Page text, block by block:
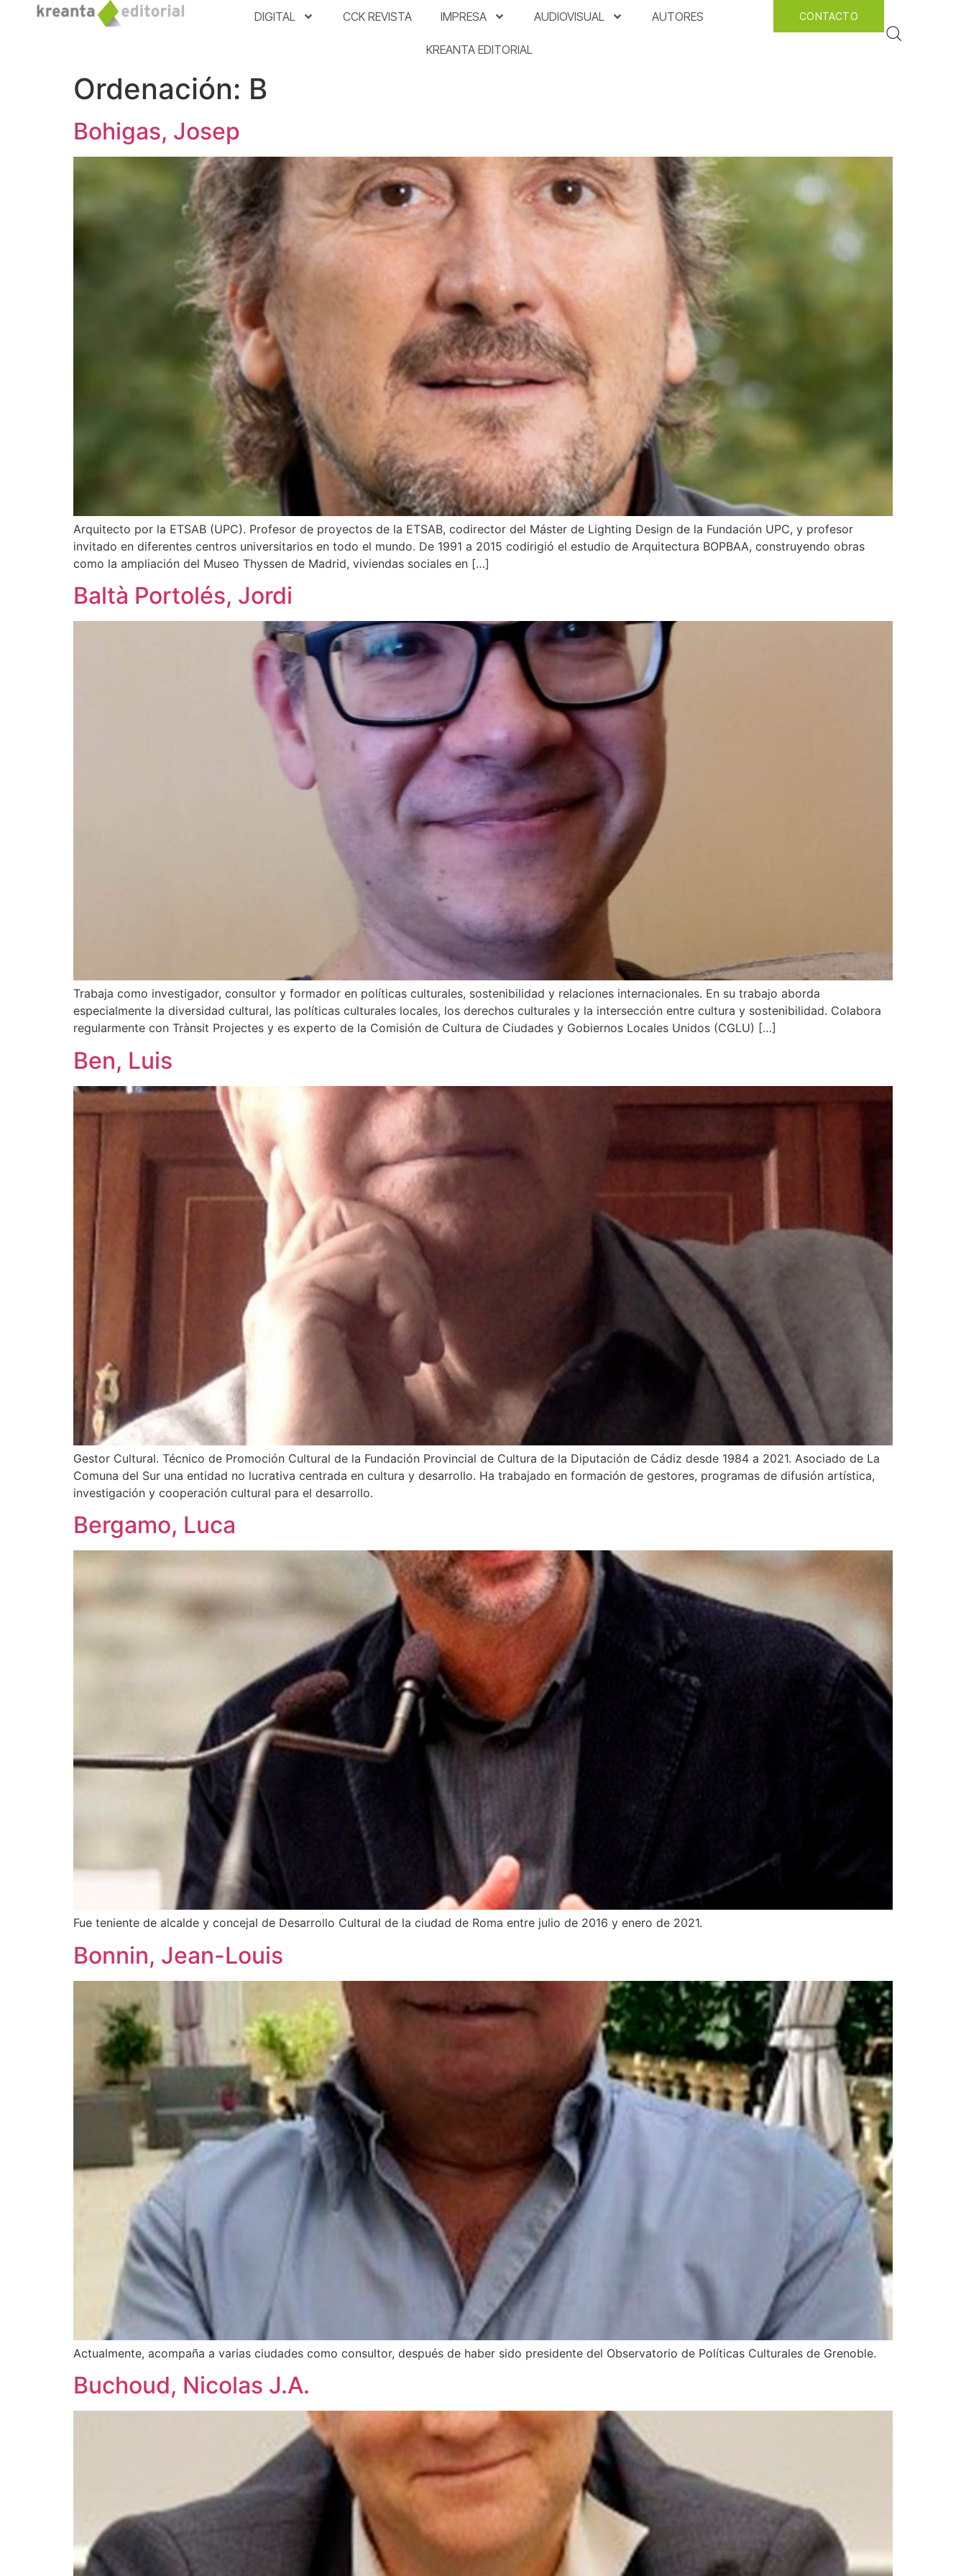
DIGITAL CCK REVISTA IMPRESA AUDIOVISUAL AUTORES
KREANTA EDITORIAL
CONTACTO
Ordenación: B
Bohigas, Josep
Arquitecto por la ETSAB (UPC). Profesor de proyectos de la ETSAB, codirector del Máster de Lighting Design de la Fundación UPC, y profesor
invitado en diferentes centros universitarios en todo el mundo. De 1991 a 2015 codirigió el estudio de Arquitectura BOPBAA, construyendo obras
como la ampliación del Museo Thyssen de Madrid, viviendas sociales en […]
Baltà Portolés, Jordi
Trabaja como investigador, consultor y formador en políticas culturales, sostenibilidad y relaciones internacionales. En su trabajo aborda
especialmente la diversidad cultural, las políticas culturales locales, los derechos culturales y la intersección entre cultura y sostenibilidad. Colabora
regularmente con Trànsit Projectes y es experto de la Comisión de Cultura de Ciudades y Gobiernos Locales Unidos (CGLU) […]
Ben, Luis
Gestor Cultural. Técnico de Promoción Cultural de la Fundación Provincial de Cultura de la Diputación de Cádiz desde 1984 a 2021. Asociado de La
Comuna del Sur una entidad no lucrativa centrada en cultura y desarrollo. Ha trabajado en formación de gestores, programas de difusión artística,
investigación y cooperación cultural para el desarrollo.
Bergamo, Luca
Fue teniente de alcalde y concejal de Desarrollo Cultural de la ciudad de Roma entre julio de 2016 y enero de 2021.
Bonnin, Jean-Louis
Actualmente, acompaña a varias ciudades como consultor, después de haber sido presidente del Observatorio de Políticas Culturales de Grenoble.
Buchoud, Nicolas J.A.